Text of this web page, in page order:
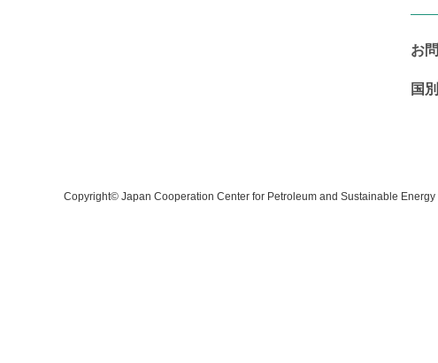
お
国
Copyright© Japan Cooperation Center for Petroleum and Sustainable Energy